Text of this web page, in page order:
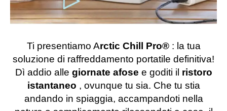
Ti presentiamo Arctic Chill Pro®️: la tua
soluzione di raffreddamento portatile definitiva!
Dì addio alle giornate afose e goditi il ristoro
istantaneo , ovunque tu sia. Che tu stia
andando in spiaggia, accampandoti nella